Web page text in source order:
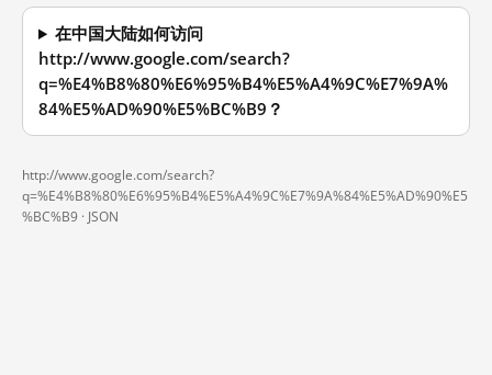
在中国大陆如何访问
http://www.google.com/search?
q=%E4%B8%80%E6%95%B4%E5%A4%9C%E7%9A%
84%E5%AD%90%E5%BC%B9？
http://www.google.com/search?
q=%E4%B8%80%E6%95%B4%E5%A4%9C%E7%9A%84%E5%AD%90%E5
%BC%B9 · JSON